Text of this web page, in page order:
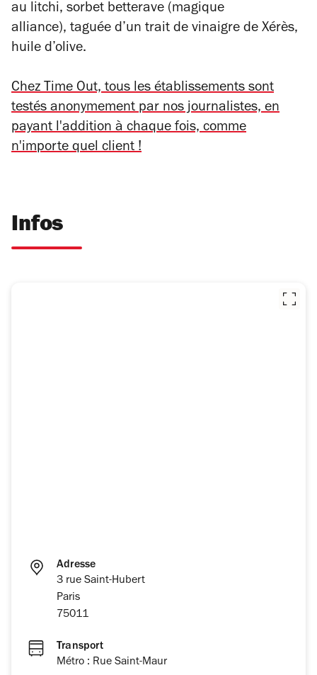
au litchi, sorbet betterave (magique
alliance), taguée d’un trait de vinaigre de Xérès,
huile d’olive.
Chez Time Out, tous les établissements sont
testés anonymement par nos journalistes, en
payant l'addition à chaque fois, comme
n'importe quel client !
Infos
Adresse
3 rue Saint-Hubert
Paris
75011
Transport
Métro : Rue Saint-Maur